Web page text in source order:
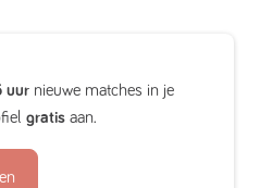
uur nieuwe matches in je
gratis aan.